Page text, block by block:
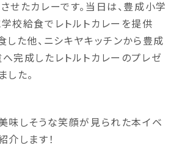
せたカレーです。当日は、豊成小学
校給食でレトルトカレーを提供
した他、ニシキヤキッチンから豊成
完成したレトルトカレーのプレゼ
した。
味しそうな笑顔が見られた本イベ
介します！